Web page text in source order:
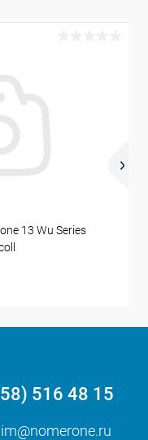
13 Wu Series
516 48 15
im@nomerone.ru